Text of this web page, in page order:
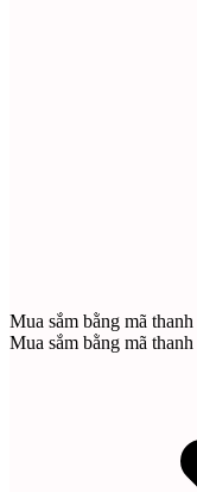
Mua sắm bằng mã thanh
Mua sắm bằng mã